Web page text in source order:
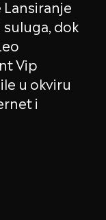
dok
Vip
u okviru
i